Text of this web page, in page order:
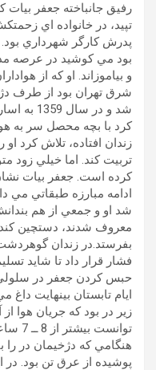
رفيق جانباخته جعفر
تپيد، در خانواده اي
بود مي كوشيد در عرصه
و بياموزاند. او كه از
شرق تهران بود از طرف
شد و در
كرد با بچه محصل سر به
زندان افتاده، تلاش كرد
تربيت كند. اما خيلي زود
كرده است. جعفر بيات
ادامه مبارزه طبقاتي مي
شد او و جمعي از هم
معروف شدند، دستچين
بفرستد.در زندان
فشار قرار داد تا شايد
حبس كردن جعفر در
ايام تابستان بينهايت
زير در بود كه جريان هوا
هنگامي كه دژخيمان در را
پوشيده از عرق تن بود. در